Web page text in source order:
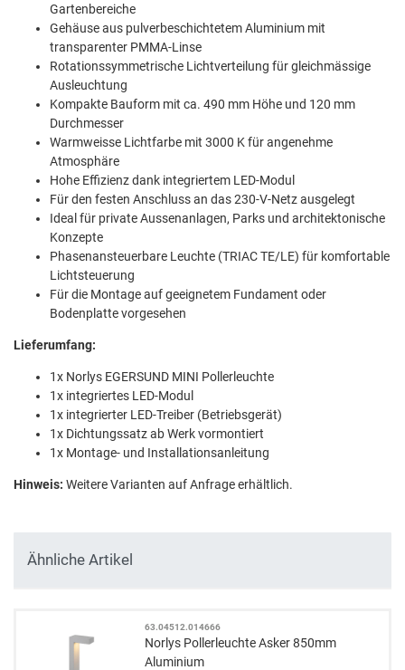
Gartenbereiche
Gehäuse aus pulverbeschichtetem Aluminium mit
transparenter PMMA-Linse
Rotationssymmetrische Lichtverteilung für gleichmässige
Ausleuchtung
Kompakte Bauform mit ca. 490 mm Höhe und 120 mm
Durchmesser
Warmweisse Lichtfarbe mit 3000 K für angenehme
Atmosphäre
Hohe Effizienz dank integriertem LED-Modul
Für den festen Anschluss an das 230-V-Netz ausgelegt
Ideal für private Aussenanlagen, Parks und architektonische
Konzepte
Phasenansteuerbare Leuchte (TRIAC TE/LE) für komfortable
Lichtsteuerung
Für die Montage auf geeignetem Fundament oder
Bodenplatte vorgesehen
Lieferumfang:
1x Norlys EGERSUND MINI Pollerleuchte
1x integriertes LED-Modul
1x integrierter LED-Treiber (Betriebsgerät)
1x Dichtungssatz ab Werk vormontiert
1x Montage- und Installationsanleitung
Hinweis: Weitere Varianten auf Anfrage erhältlich.
Ähnliche Artikel
63.04512.014666
Norlys Pollerleuchte Asker 850mm
Aluminium